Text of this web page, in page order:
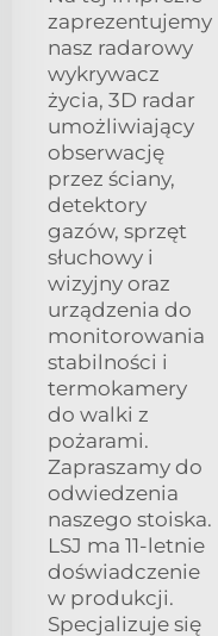
zaprezentujemy
nasz radarowy
wykrywacz
życia, 3D radar
umożliwiający
obserwację
przez ściany,
detektory
gazów, sprzęt
słuchowy i
wizyjny oraz
urządzenia do
monitorowania
stabilności i
termokamery
do walki z
pożarami.
Zapraszamy do
odwiedzenia
naszego stoiska.
LSJ ma 11-letnie
doświadczenie
w produkcji.
Specjalizuje się